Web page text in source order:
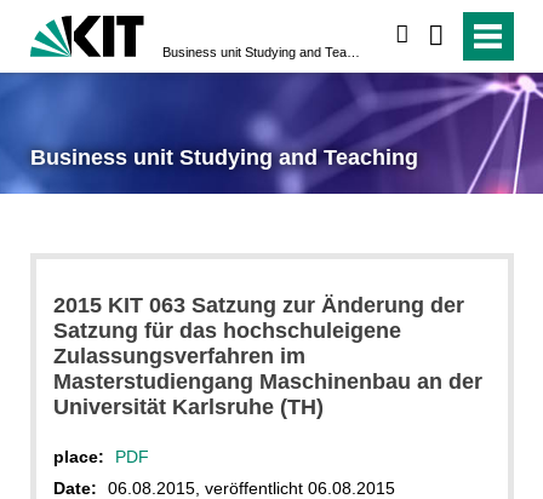
Business unit Studying and Teaching
2015 KIT 063 Satzung zur Änderung der
Satzung für das hochschuleigene
Zulassungsverfahren im
Masterstudiengang Maschinenbau an der
Universität Karlsruhe (TH)
place:
PDF
Date:
06.08.2015, veröffentlicht 06.08.2015